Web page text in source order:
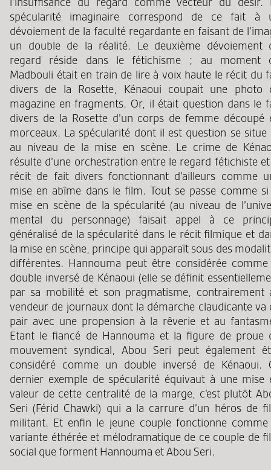
spécularité imaginaire correspond de ce fait à
dévoiement de la faculté regardante en faisant de
un double de la réalité. Le deuxième dévoiement
regard réside dans le fétichisme ; au moment
Madbouli était en train de lire à voix haute le récit du
divers de la Rosette, Kénaoui coupait une photo
magazine en fragments. Or, il était question dans le
divers de la Rosette d’un corps de femme découpé
morceaux. La spécularité dont il est question se situe
au niveau de la mise en scène. Le crime de
résulte d’une orchestration entre le regard fétichiste
récit de fait divers fonctionnant d’ailleurs comme
mise en abîme dans le film. Tout se passe comme
mise en scène de la spécularité (au niveau de
mental du personnage) faisait appel à ce
généralisé de la spécularité dans le récit filmique et
la mise en scène, principe qui apparaît sous des
différentes. Hannouma peut être considérée
double inversé de Kénaoui (elle se définit
par sa mobilité et son pragmatisme, contrairement
vendeur de journaux dont la démarche claudicante va
pair avec une propension à la rêverie et au
Etant le fiancé de Hannouma et la figure de proue
mouvement syndical, Abou Seri peut également
considéré comme un double inversé de Kénaoui.
dernier exemple de spécularité équivaut à une mise
valeur de cette centralité de la marge, c’est plutôt
Seri (Férid Chawki) qui a la carrure d’un héros de
militant. Et enfin le jeune couple fonctionne
variante éthérée et mélodramatique de ce couple de
social que forment Hannouma et Abou Seri.